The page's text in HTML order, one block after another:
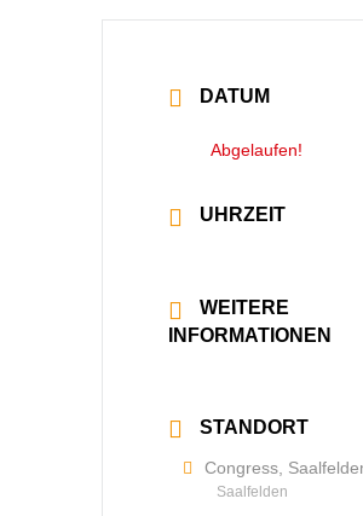
DATUM
Abgelaufen!
UHRZEIT
WEITERE
INFORMATIONEN
STANDORT
Congress,
Saalfelden